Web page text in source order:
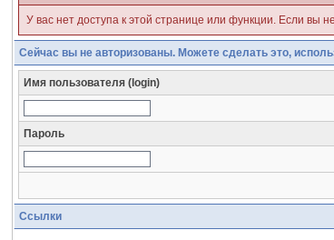
У вас нет доступа к этой странице или функции. Если вы
Сейчас вы не авторизованы. Можете сделать это,
Имя пользователя (login)
Пароль
Ссылки